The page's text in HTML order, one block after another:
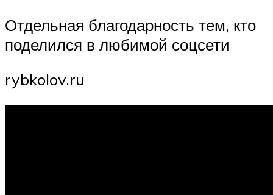
Отдельная благодарность тем, кто
поделился в любимой соцсети
rybkolov.ru